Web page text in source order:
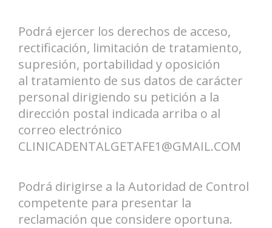
Podrá ejercer los derechos de acceso,
rectificación, limitación de tratamiento,
supresión, portabilidad y oposición
al tratamiento de sus datos de carácter
personal dirigiendo su petición a la
dirección postal indicada arriba o al
correo electrónico
CLINICADENTALGETAFE1@GMAIL.COM
Podrá dirigirse a la Autoridad de Control
competente para presentar la
reclamación que considere oportuna.